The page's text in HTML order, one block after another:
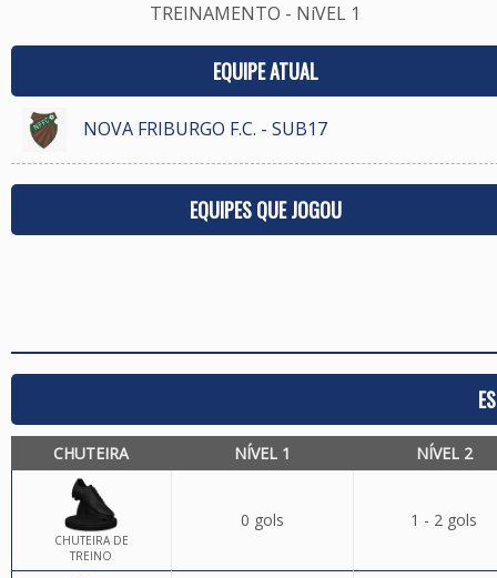
TREINAMENTO - NíVEL 1
EQUIPE ATUAL
NOVA FRIBURGO F.C. - SUB17
EQUIPES QUE JOGOU
CHUTEIRA NÍVEL 1 NÍVEL 2
CHUTEIRA DE
TREINO
0 gols 1 - 2 gols